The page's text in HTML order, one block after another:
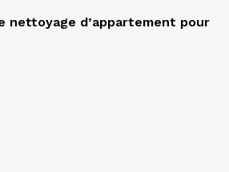
nettoyage d’appartement pour